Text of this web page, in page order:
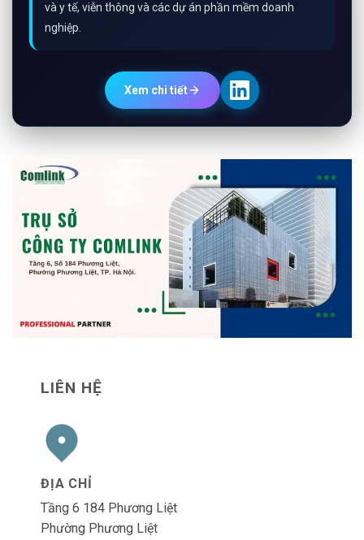
và y tế, viễn thông và các dự án phần mềm doanh
nghiệp.
Xem chi tiết
LIÊN HỆ
ĐỊA CHỈ
Tầng 6 184 Phương Liệt
Phường Phương Liệt